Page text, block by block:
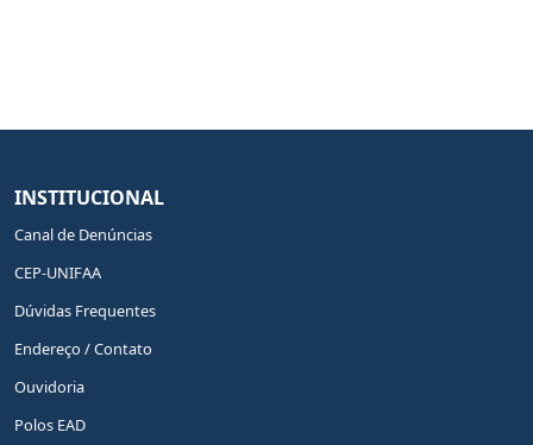
INSTITUCIONAL
Canal de Denúncias
CEP-UNIFAA
Dúvidas Frequentes
Endereço / Contato
Ouvidoria
Polos EAD